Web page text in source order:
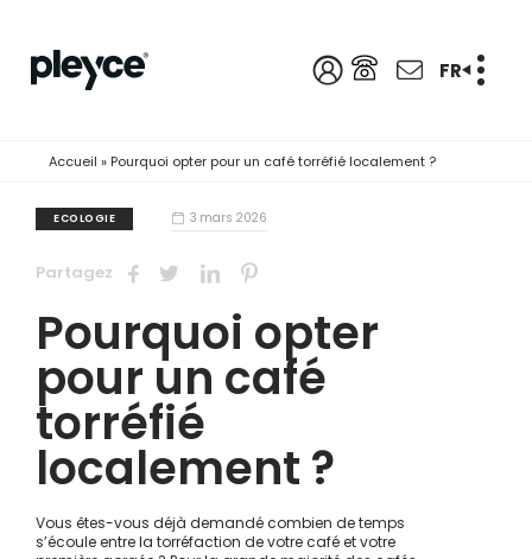
FR
Accueil » Pourquoi opter pour un café torréfié localement ?
ECOLOGIE 3 mars 2026
Partagez
Pourquoi opter
pour un café
torréfié
localement ?
Vous êtes-vous déjà demandé combien de temps
s’écoule entre la torréfaction de votre café et votre